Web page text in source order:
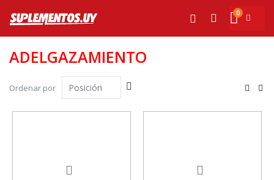
al
contenido
Mi cesta
0
Buscar
ADELGAZAMIENTO
Ordenar por
Ver